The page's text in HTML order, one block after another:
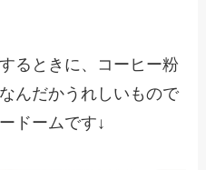
るときに、コーヒー粉
んだかうれしいもので
ドームです↓